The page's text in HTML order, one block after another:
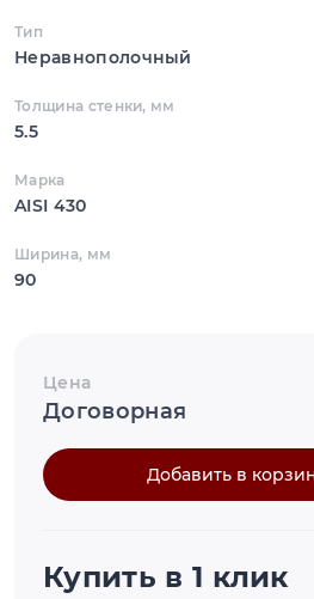
Тип
Неравнополочный
Толщина стенки, мм
5.5
Марка
AISI 430
Ширина, мм
90
Цена
Договорная
Добавить в
Купить в 1 клик